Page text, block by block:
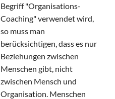
Begriff "Organisations-
Coaching" verwendet wird,
so muss man
berücksichtigen, dass es nur
Beziehungen zwischen
Menschen gibt, nicht
zwischen Mensch und
Organisation. Menschen